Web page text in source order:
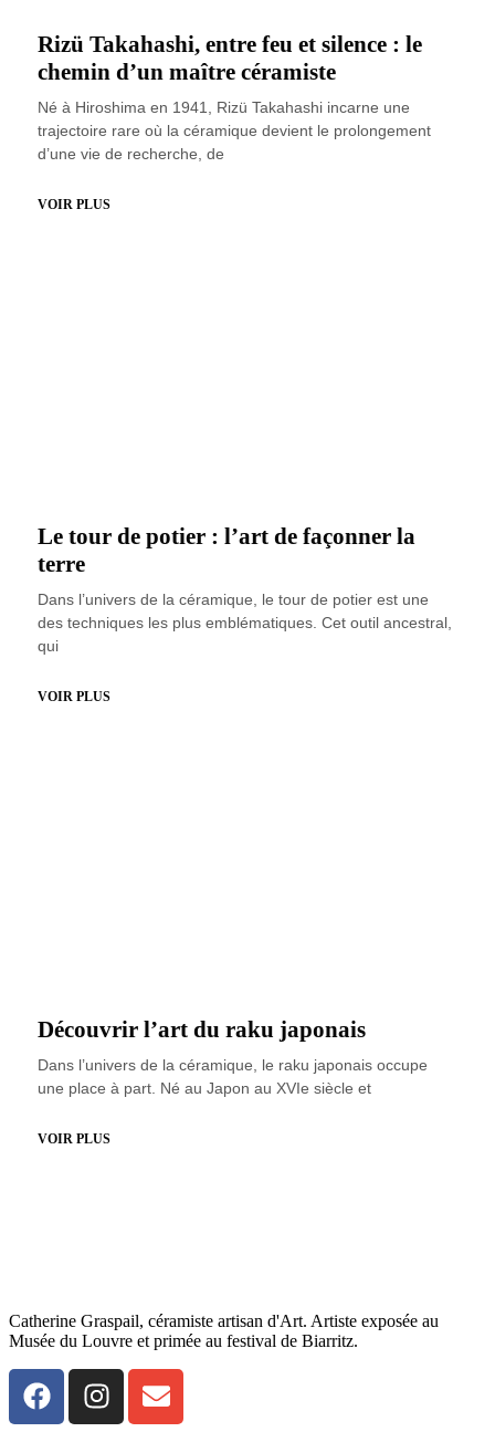
Rizü Takahashi, entre feu et silence : le
chemin d’un maître céramiste
Né à Hiroshima en 1941, Rizü Takahashi incarne une
trajectoire rare où la céramique devient le prolongement
d’une vie de recherche, de
VOIR PLUS
Le tour de potier : l’art de façonner la
terre
Dans l’univers de la céramique, le tour de potier est une
des techniques les plus emblématiques. Cet outil ancestral,
qui
VOIR PLUS
Découvrir l’art du raku japonais
Dans l’univers de la céramique, le raku japonais occupe
une place à part. Né au Japon au XVIe siècle et
VOIR PLUS
Catherine Graspail, céramiste artisan d'Art. Artiste exposée au
Musée du Louvre et primée au festival de Biarritz.